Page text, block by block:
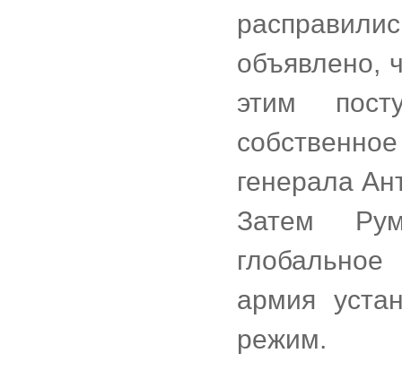
объявлено,
этим
генерала
Затем
армия
режим.